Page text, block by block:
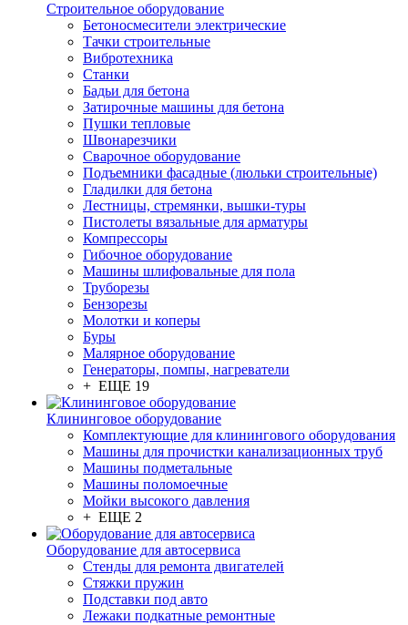
Строительное оборудование
Бетоносмесители электрические
Тачки строительные
Вибротехника
Станки
Бадьи для бетона
Затирочные машины для бетона
Пушки тепловые
Швонарезчики
Сварочное оборудование
Подъемники фасадные (люльки строительные)
Гладилки для бетона
Лестницы, стремянки, вышки-туры
Пистолеты вязальные для арматуры
Компрессоры
Гибочное оборудование
Машины шлифовальные для пола
Труборезы
Бензорезы
Молотки и коперы
Буры
Малярное оборудование
Генераторы, помпы, нагреватели
+ ЕЩЕ 19
Клининговое оборудование
Комплектующие для клинингового оборудования
Машины для прочистки канализационных труб
Машины подметальные
Машины поломоечные
Мойки высокого давления
+ ЕЩЕ 2
Оборудование для автосервиса
Стенды для ремонта двигателей
Стяжки пружин
Подставки под авто
Лежаки подкатные ремонтные